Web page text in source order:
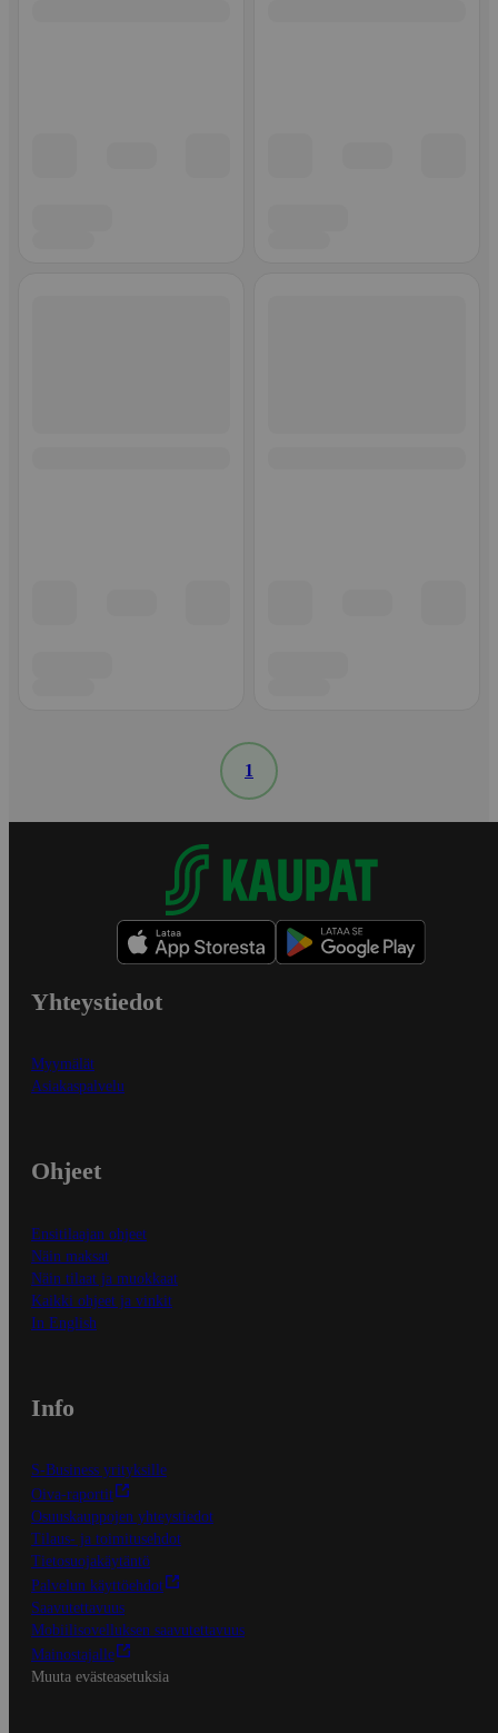
1
Yhteystiedot
Myymälät
Asiakaspalvelu
Ohjeet
Ensitilaajan ohjeet
Näin maksat
Näin tilaat ja muokkaat
Kaikki ohjeet ja vinkit
In English
Info
S-Business yrityksille
Oiva-raportit
Osuuskauppojen yhteystiedot
Tilaus- ja toimitusehdot
Tietosuojakäytäntö
Palvelun käyttöehdot
Saavutettavuus
Mobiilisovelluksen saavutettavuus
Mainostajalle
Muuta evästeasetuksia